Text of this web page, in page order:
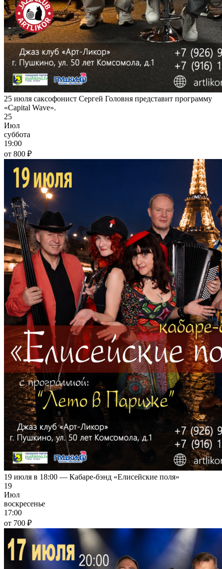
25 июля саксофонист Сергей Головня представит программу
«Capital Wave».
25
Июл
суббота
19:00
от 800 ₽
19 июля в 18:00 — Кабаре-бэнд «Елисейские поля»
19
Июл
воскресенье
17:00
от 700 ₽